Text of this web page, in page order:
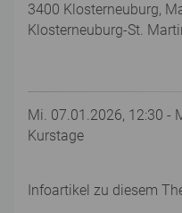
3400 Klosterneuburg,
Klosterneuburg-St.
Mi. 07.01.2026, 12:30 -
Kurstage
Infoartikel zu diesem